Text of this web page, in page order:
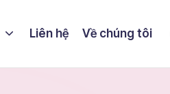
Liên hệ Về chúng tôi